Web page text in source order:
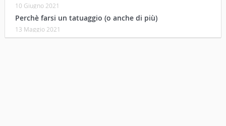
10 Giugno 2021
Perchè farsi un tatuaggio (o anche di più)
13 Maggio 2021